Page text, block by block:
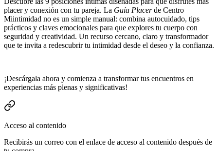
placer y conexión con tu pareja. La Guía Placerde Centro
Miintimidad no es un simple manual: combina autocuidado, tips
prácticos y claves emocionales para que explores tu cuerpo con
seguridad y creatividad. Un recurso cercano, claro y transformador
que te invita a redescubrir tu intimidad desde el deseo y la confianza.
¡Descárgala ahora y comienza a transformar tus encuentros en
experiencias más plenas y significativas!
Acceso al contenido
Recibirás un correo con el enlace de acceso al contenido después de